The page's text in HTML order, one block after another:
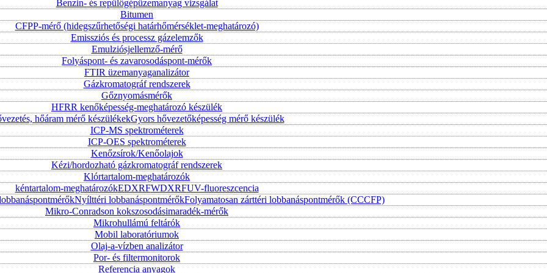
Benzin- és repülőgépüzemanyag vizsgálat
Bitumen
CFPP-mérő (hidegszűrhetőségi határhőmérséklet-meghatározó)
Emissziós és processz gázelemzők
Emulziósjellemző-mérő
Folyáspont- és zavarosodáspont-mérők
FTIR üzemanyaganalizátor
Gázkromatográf rendszerek
Gőznyomásmérők
HFRR kenőképesség-meghatározó készülék
hőáram mérő készülékekGyors hővezetőképesség mérő készülék
ICP-MS spektrométerek
ICP-OES spektrométerek
Kenőzsírok/Kenőolajok
Kézi/hordozható gázkromatográf rendszerek
Klórtartalom-meghatározók
kéntartalom-meghatározókEDXRFWDXRFUV-fluoreszcencia
Nyílttéri lobbanáspontmérőkFolyamatosan zárttéri lobbanáspontmérők (CCCFP)
Mikro-Conradson kokszosodásimaradék-mérők
Mikrohullámú feltárók
Mobil laboratóriumok
Olaj-a-vízben analizátor
Por- és filtermonitorok
Referencia anyagok